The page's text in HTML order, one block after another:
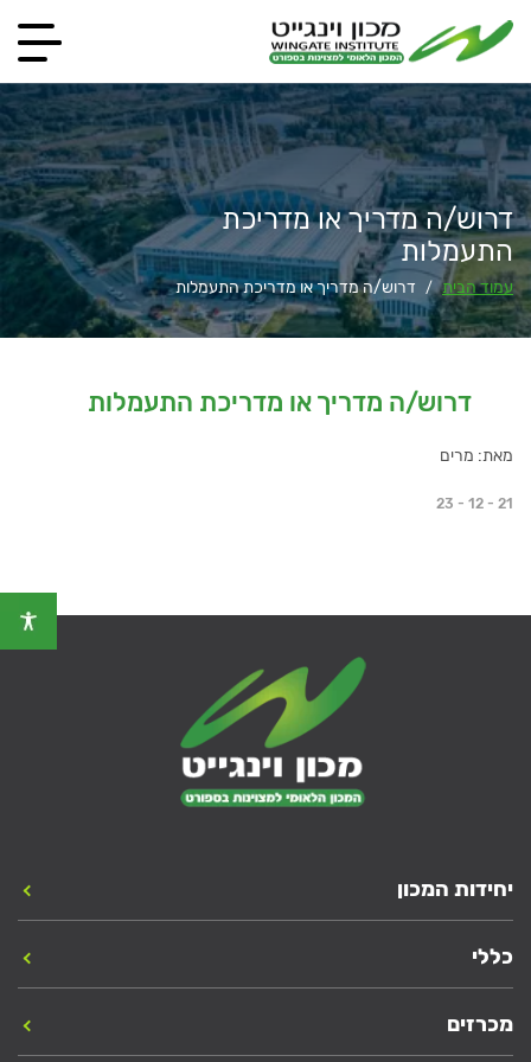
דרוש/ה מדריך או מדריכת
התעמלות
עמוד הבית / דרוש/ה מדריך או מדריכת התעמלות
דרוש/ה מדריך או מדריכת התעמלות
מאת: מרים
23 - 12 - 21
יחידות המכון
כללי
מכרזים